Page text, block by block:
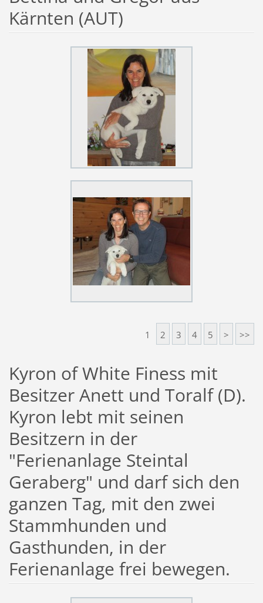
Kärnten (AUT)
1 2 3 4 5 > >>
Kyron of White Finess mit
Besitzer Anett und Toralf (D).
Kyron lebt mit seinen
Besitzern in der
"Ferienanlage Steintal
Geraberg" und darf sich den
ganzen Tag, mit den zwei
Stammhunden und
Gasthunden, in der
Ferienanlage frei bewegen.